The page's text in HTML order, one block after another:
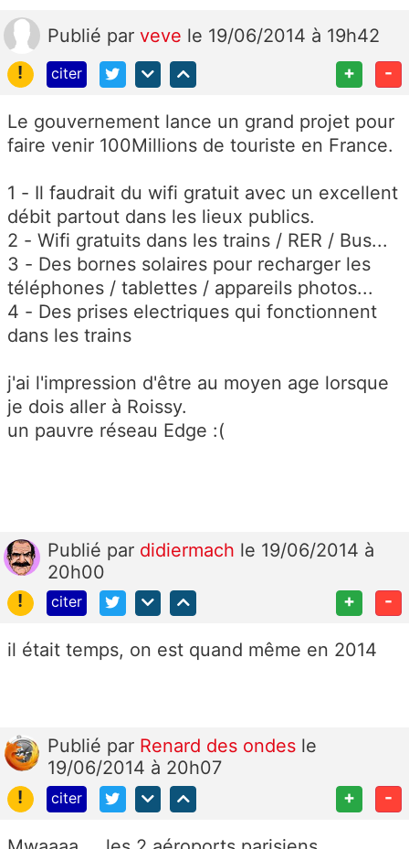
Publié par veve le 19/06/2014 à 19h42
!
citer + -
Le gouvernement lance un grand projet pour
faire venir 100Millions de touriste en France.
1 - Il faudrait du wifi gratuit avec un excellent
débit partout dans les lieux publics.
2 - Wifi gratuits dans les trains / RER / Bus...
3 - Des bornes solaires pour recharger les
téléphones / tablettes / appareils photos...
4 - Des prises electriques qui fonctionnent
dans les trains
j'ai l'impression d'être au moyen age lorsque
je dois aller à Roissy.
un pauvre réseau Edge :(
Publié par didiermach le 19/06/2014 à
20h00
!
citer + -
il était temps, on est quand même en 2014
Publié par Renard des ondes le
19/06/2014 à 20h07
!
citer + -